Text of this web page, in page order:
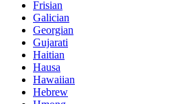
Frisian
Galician
Georgian
Gujarati
Haitian
Hausa
Hawaiian
Hebrew